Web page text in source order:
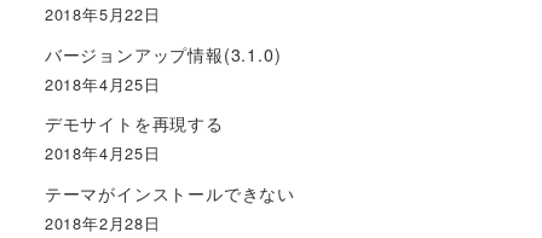
2018年5月22日
バージョンアップ情報(3.1.0)
2018年4月25日
デモサイトを再現する
2018年4月25日
テーマがインストールできない
2018年2月28日